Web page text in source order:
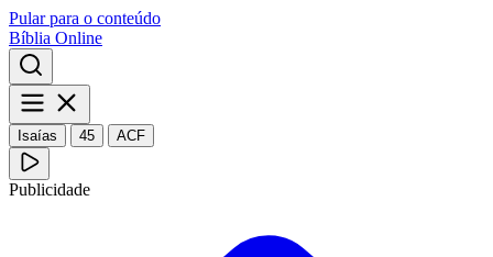
Pular para o conteúdo
Bíblia Online
Isaías 45 ACF
Publicidade